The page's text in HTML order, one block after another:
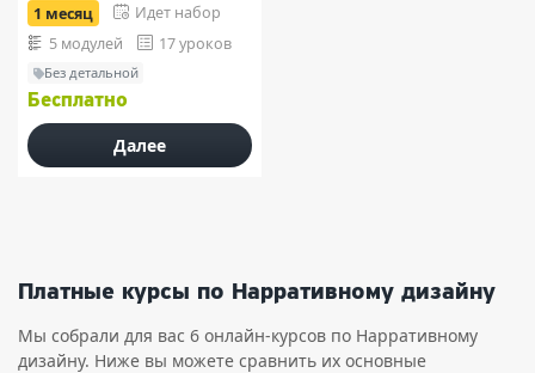
1 месяц
Идет набор
5 модулей
17 уроков
Без детальной
Бесплатно
Далее
Платные курсы по Нарративному дизайну
Мы собрали для вас 6 онлайн-курсов по Нарративному
дизайну. Ниже вы можете сравнить их основные